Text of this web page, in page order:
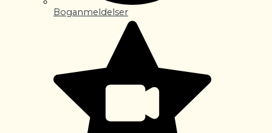
Boganmeldelser